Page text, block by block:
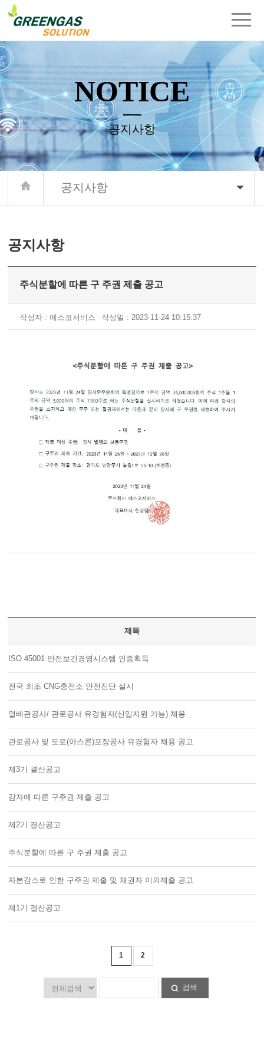
주메뉴 바로가기
컨텐츠 바로가기
NOTICE
공지사항
공지사항
공지사항
주식분할에 따른 구 주권 제출 공고
작성자 : 예스코서비스 작성일 : 2023-11-24 10:15:37
제목
ISO 45001 안전보건경영시스템 인증획득
전국 최초 CNG충전소 안전진단 실시
열배관공사/ 관로공사 유경험자(신입지원 가능) 채용
관로공사 및 도로(아스콘)포장공사 유경험자 채용 공고
제3기 결산공고
감자에 따른 구주권 제출 공고
제2기 결산공고
주식분할에 따른 구 주권 제출 공고
자본감소로 인한 구주권 제출 및 채권자 이의제출 공고
제1기 결산공고
1 2
검색